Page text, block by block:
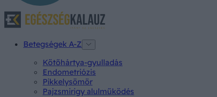
Betegségek A-Z
Kötőhártya-gyulladás
Endometriózis
Pikkelysömör
Pajzsmirigy alulműködés